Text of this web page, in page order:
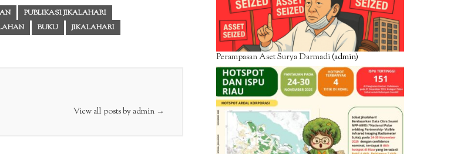
PUBLIKASI JIKALAHARI
BUKU JIKALAHARI
View all posts by admin →
Perampasan Aset Surya Darmadi(admin)